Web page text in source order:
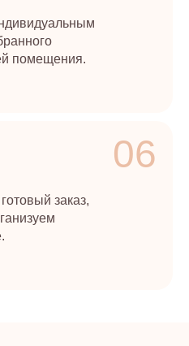
помещения.
06
заказ,